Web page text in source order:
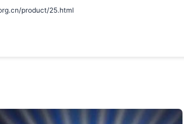
product/25.html